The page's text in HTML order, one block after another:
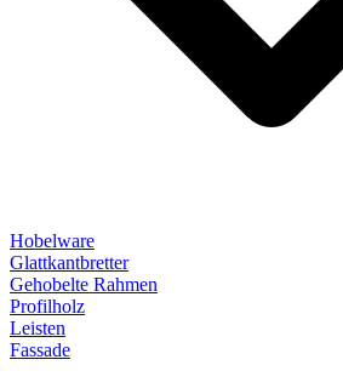
Hobelware
Glattkantbretter
Gehobelte Rahmen
Profilholz
Leisten
Fassade